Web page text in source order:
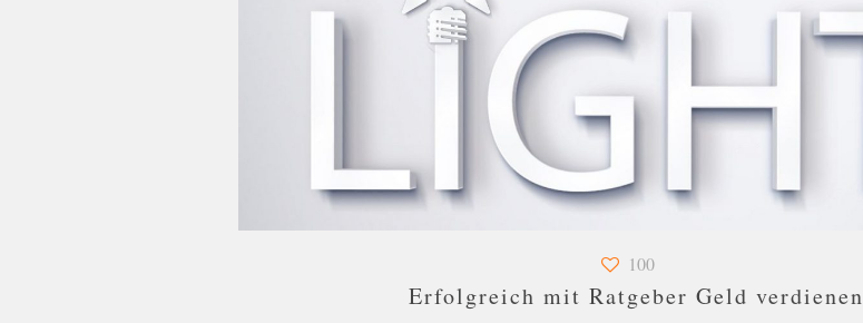
100
Erfolgreich mit Ratgeber Geld verdienen